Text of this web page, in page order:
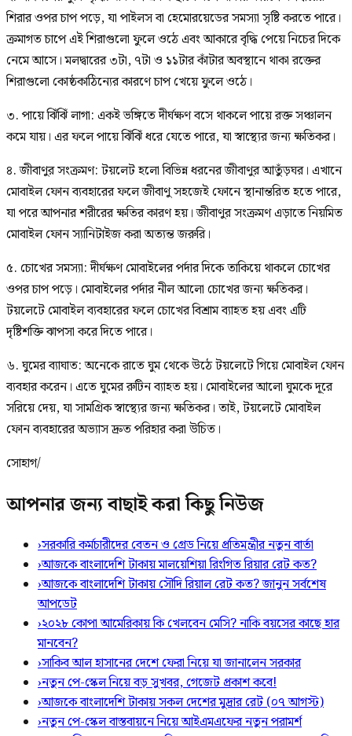
শিরার ওপর চাপ পড়ে, যা পাইলস বা হেমোরয়েডের সমস্যা সৃষ্টি করতে পারে।
ক্রমাগত চাপে এই শিরাগুলো ফুলে ওঠে এবং আকারে বৃদ্ধি পেয়ে নিচের দিকে
নেমে আসে। মলদ্বারের ৩টা, ৭টা ও ১১টার কাঁটার অবস্থানে থাকা রক্তের
শিরাগুলো কোষ্ঠকাঠিন্যের কারণে চাপ খেয়ে ফুলে ওঠে।
৩. পায়ে ঝিঁঝিঁ লাগা: একই ভঙ্গিতে দীর্ঘক্ষণ বসে থাকলে পায়ে রক্ত সঞ্চালন
কমে যায়। এর ফলে পায়ে ঝিঁঝিঁ ধরে যেতে পারে, যা স্বাস্থ্যের জন্য ক্ষতিকর।
৪. জীবাণুর সংক্রমণ: টয়লেট হলো বিভিন্ন ধরনের জীবাণুর আতুঁড়ঘর। এখানে
মোবাইল ফোন ব্যবহারের ফলে জীবাণু সহজেই ফোনে স্থানান্তরিত হতে পারে,
যা পরে আপনার শরীরের ক্ষতির কারণ হয়। জীবাণুর সংক্রমণ এড়াতে নিয়মিত
মোবাইল ফোন স্যানিটাইজ করা অত্যন্ত জরুরি।
৫. চোখের সমস্যা: দীর্ঘক্ষণ মোবাইলের পর্দার দিকে তাকিয়ে থাকলে চোখের
ওপর চাপ পড়ে। মোবাইলের পর্দার নীল আলো চোখের জন্য ক্ষতিকর।
টয়লেটে মোবাইল ব্যবহারের ফলে চোখের বিশ্রাম ব্যাহত হয় এবং এটি
দৃষ্টিশক্তি ঝাপসা করে দিতে পারে।
৬. ঘুমের ব্যাঘাত: অনেকে রাতে ঘুম থেকে উঠে টয়লেটে গিয়ে মোবাইল ফোন
ব্যবহার করেন। এতে ঘুমের রুটিন ব্যাহত হয়। মোবাইলের আলো ঘুমকে দূরে
সরিয়ে দেয়, যা সামগ্রিক স্বাস্থ্যের জন্য ক্ষতিকর। তাই, টয়লেটে মোবাইল
ফোন ব্যবহারের অভ্যাস দ্রুত পরিহার করা উচিত।
সোহাগ/
আপনার জন্য বাছাই করা কিছু নিউজ
›সরকারি কর্মচারীদের বেতন ও গ্রেড নিয়ে প্রতিমন্ত্রীর নতুন বার্তা
›আজকে বাংলাদেশি টাকায় মালয়েশিয়া রিংগিত রিয়ার রেট কত?
›আজকে বাংলাদেশি টাকায় সৌদি রিয়াল রেট কত? জানুন সর্বশেষ
আপডেট
›২০২৮ কোপা আমেরিকায় কি খেলবেন মেসি? নাকি বয়সের কাছে হার
মানবেন?
›সাকিব আল হাসানের দেশে ফেরা নিয়ে যা জানালেন সরকার
›নতুন পে-স্কেল নিয়ে বড় সুখবর, গেজেট প্রকাশ কবে!
›আজকে বাংলাদেশি টাকায় সকল দেশের মুদ্রার রেট (০৭ আগস্ট)
›নতুন পে-স্কেল বাস্তবায়নে নিয়ে আইএমএফের নতুন পরামর্শ